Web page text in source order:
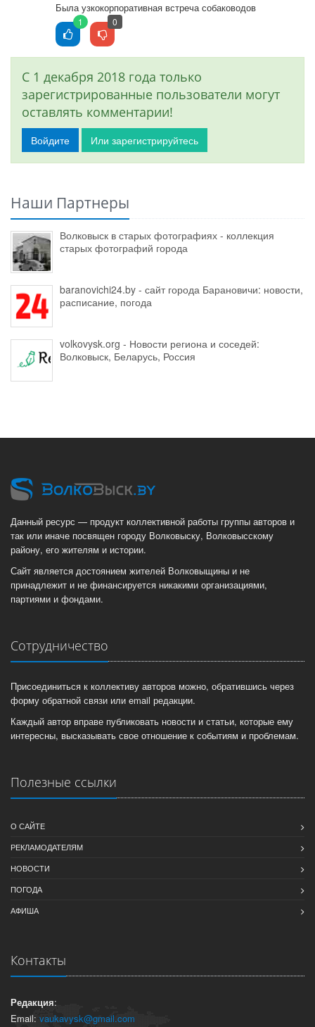
Была узкокорпоративная встреча собаководов
1 0
С 1 декабря 2018 года только
зарегистрированные пользователи могут
оставлять комментарии!
Войдите Или зарегистрируйтесь
Наши Партнеры
Волковыск в старых фотографиях - коллекция
старых фотографий города
baranovichi24.by - сайт города Барановичи: новости,
расписание, погода
volkovysk.org - Новости региона и соседей:
Волковыск, Беларусь, Россия
Данный ресурс — продукт коллективной работы группы авторов и
так или иначе посвящен городу Волковыску, Волковысскому
району, его жителям и истории.
Сайт является достоянием жителей Волковыщины и не
принадлежит и не финансируется никакими организациями,
партиями и фондами.
Сотрудничество
Присоединиться к коллективу авторов можно, обратившись через
форму обратной связи или email редакции.
Каждый автор вправе публиковать новости и статьи, которые ему
интересны, высказывать свое отношение к событиям и проблемам.
Полезные ссылки
О САЙТЕ
РЕКЛАМОДАТЕЛЯМ
НОВОСТИ
ПОГОДА
АФИША
Контакты
Редакция:
Email: vaukavysk@gmail.com